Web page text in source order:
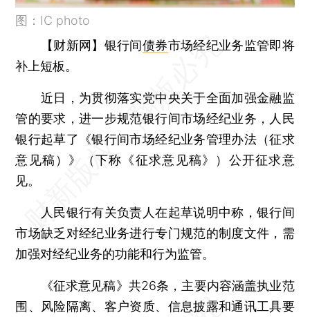
图：IC photo
【财新网】 银行间债券市场经纪业务监管即将
补上短板。
近日，为贯彻落实党中央关于全面加强金融监
管的要求，进一步规范银行间市场经纪业务，人民
银行起草了《银行间市场经纪业务管理办法（征求
意见稿）》（下称《征求意见稿》）公开征求意
见。
人民银行有关负责人在起草说明中称，银行间
市场缺乏对经纪业务进行专门规范的制度文件，需
加强对经纪业务的功能和行为监管。
《征求意见稿》共26条，主要内容涵盖执业范
围、风险隔离、客户资质、信息披露和通讯工具要